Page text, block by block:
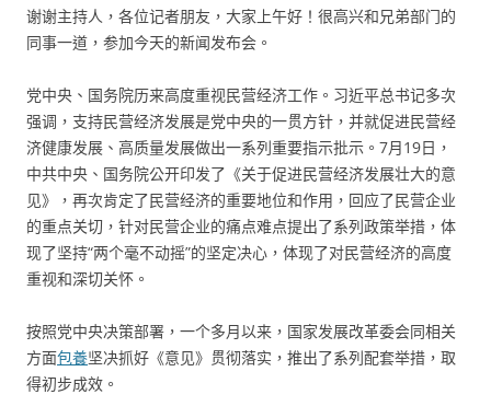
谢谢主持人，各位记者朋友，大家上午好！很高兴和兄弟部门的
同事一道，参加今天的新闻发布会。
党中央、国务院历来高度重视民营经济工作。习近平总书记多次
强调，支持民营经济发展是党中央的一贯方针，并就促进民营经
济健康发展、高质量发展做出一系列重要指示批示。7月19日，
中共中央、国务院公开印发了《关于促进民营经济发展壮大的意
见》，再次肯定了民营经济的重要地位和作用，回应了民营企业
的重点关切，针对民营企业的痛点难点提出了系列政策举措，体
现了坚持“两个毫不动摇”的坚定决心，体现了对民营经济的高度
重视和深切关怀。
按照党中央决策部署，一个多月以来，国家发展改革委会同相关
方面包養坚决抓好《意见》贯彻落实，推出了系列配套举措，取
得初步成效。